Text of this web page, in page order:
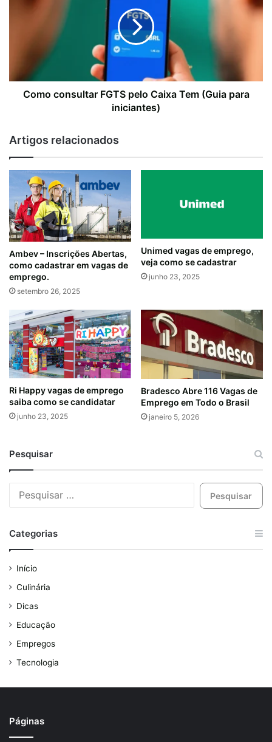
Como consultar FGTS pelo Caixa Tem (Guia para
iniciantes)
Artigos relacionados
Ambev – Inscrições Abertas,
como cadastrar em vagas de
emprego.
setembro 26, 2025
Unimed vagas de emprego,
veja como se cadastrar
junho 23, 2025
Ri Happy vagas de emprego
saiba como se candidatar
junho 23, 2025
Bradesco Abre 116 Vagas de
Emprego em Todo o Brasil
janeiro 5, 2026
Pesquisar
Categorias
Início
Culinária
Dicas
Educação
Empregos
Tecnologia
Páginas